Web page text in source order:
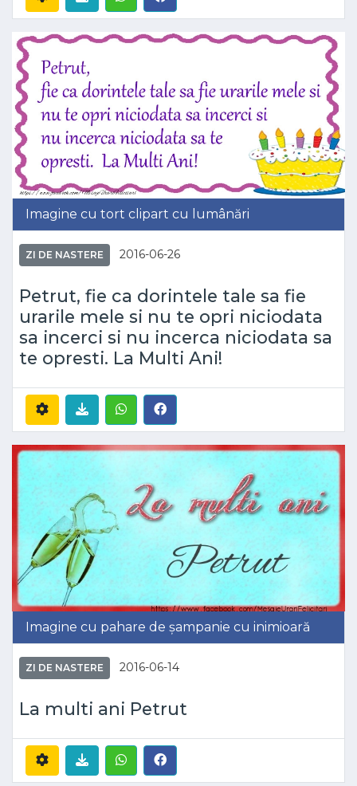
Imagine cu tort clipart cu lumânări
ZI DE NASTERE 2016-06-26
Petrut, fie ca dorintele tale sa fie
urarile mele si nu te opri niciodata
sa incerci si nu incerca niciodata sa
te opresti. La Multi Ani!
Imagine cu pahare de șampanie cu inimioară
ZI DE NASTERE 2016-06-14
La multi ani Petrut